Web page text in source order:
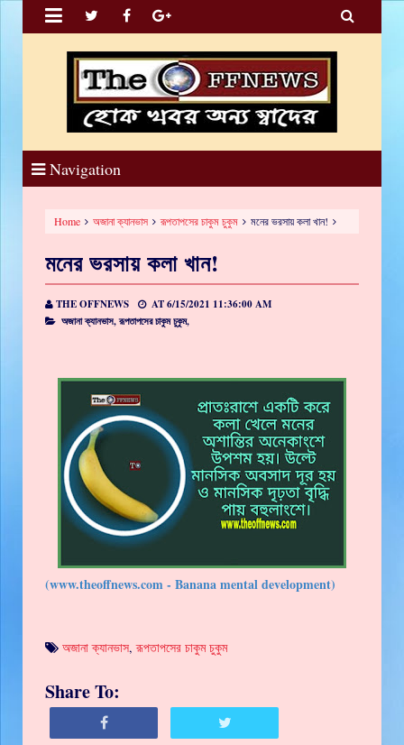
 
Navigation
Home অজানা ক্যানভাস রূপতাপসের চাকুম চুকুম মনের ভরসায় কলা খান!
মনের ভরসায় কলা খান!
THE OFFNEWS AT6/15/2021 11:36:00 AM
অজানা ক্যানভাস,রূপতাপসের চাকুম চুকুম,
(www.theoffnews.com - Banana mental development)
অজানা ক্যানভাস, রূপতাপসের চাকুম চুকুম
Share To: